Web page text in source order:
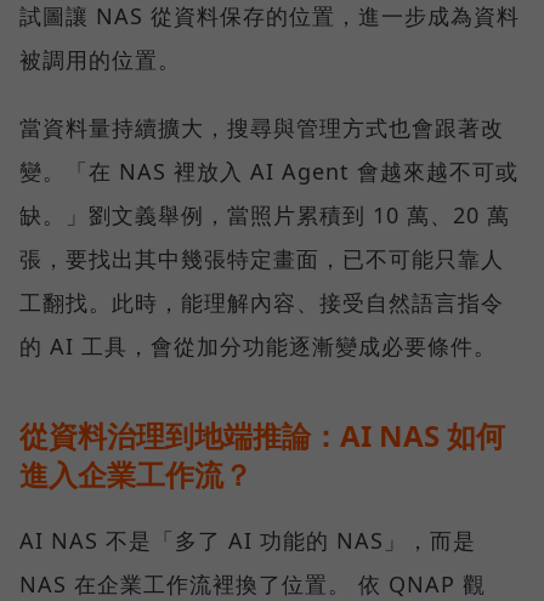
試圖讓 NAS 從資料保存的位置，進一步成為資料
被調用的位置。
當資料量持續擴大，搜尋與管理方式也會跟著改
變。「在 NAS 裡放入 AI Agent 會越來越不可或
缺。」劉文義舉例，當照片累積到 10 萬、20 萬
張，要找出其中幾張特定畫面，已不可能只靠人
工翻找。此時，能理解內容、接受自然語言指令
的 AI 工具，會從加分功能逐漸變成必要條件。
從資料治理到地端推論：AI NAS 如何
進入企業工作流？
AI NAS 不是「多了 AI 功能的 NAS」，而是
NAS 在企業工作流裡換了位置。 依 QNAP 觀